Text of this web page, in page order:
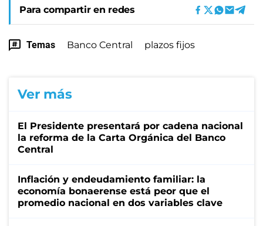
Para compartir en redes
Temas Banco Central plazos fijos
Ver más
El Presidente presentará por cadena nacional
la reforma de la Carta Orgánica del Banco
Central
Inflación y endeudamiento familiar: la
economía bonaerense está peor que el
promedio nacional en dos variables clave